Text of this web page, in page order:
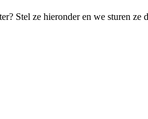
Stel ze hieronder en we sturen ze